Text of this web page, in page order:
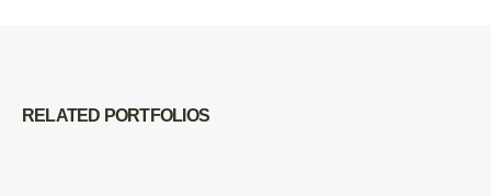
RELATED PORTFOLIOS